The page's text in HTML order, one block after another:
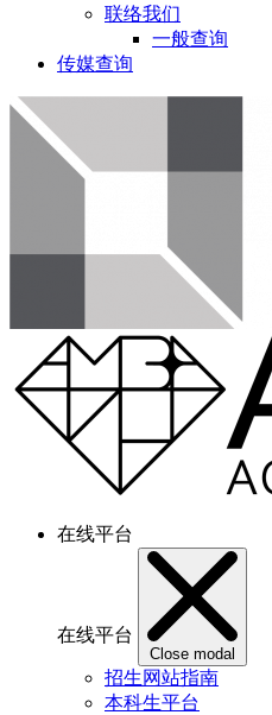
联络我们
一般查询
传媒查询
在线平台
在线平台
Close modal
招生网站指南
本科生平台